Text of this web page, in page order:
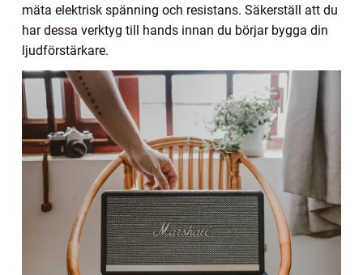
mäta elektrisk spänning och resistans. Säkerställ att du
har dessa verktyg till hands innan du börjar bygga din
ljudförstärkare.